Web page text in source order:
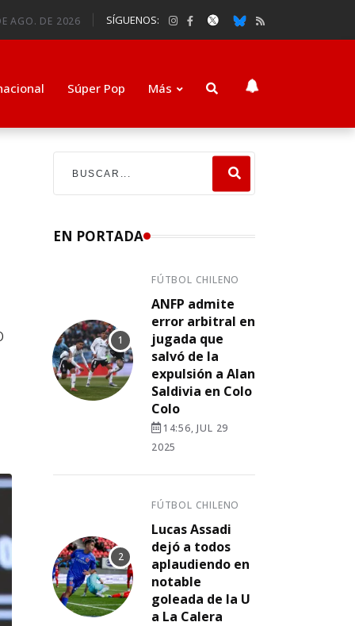
AGO. DE 2026 SÍGUENOS:
Súper Pop Más
EN PORTADA
FÚTBOL CHILENO
ANFP admite
error arbitral en
jugada que
salvó de la
expulsión a Alan
Saldivia en Colo
Colo
14:56, JUL 29
2025
FÚTBOL CHILENO
Lucas Assadi
dejó a todos
aplaudiendo en
notable
goleada de la U
a La Calera